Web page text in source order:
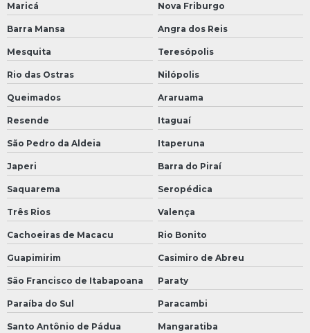
Maricá Nova Friburgo
Barra Mansa Angra dos Reis
Mesquita Teresópolis
Rio das Ostras Nilópolis
Queimados Araruama
Resende Itaguaí
São Pedro da Aldeia Itaperuna
Japeri Barra do Piraí
Saquarema Seropédica
Três Rios Valença
Cachoeiras de Macacu Rio Bonito
Guapimirim Casimiro de Abreu
São Francisco de Itabapoana Paraty
Paraíba do Sul Paracambi
Santo Antônio de Pádua Mangaratiba